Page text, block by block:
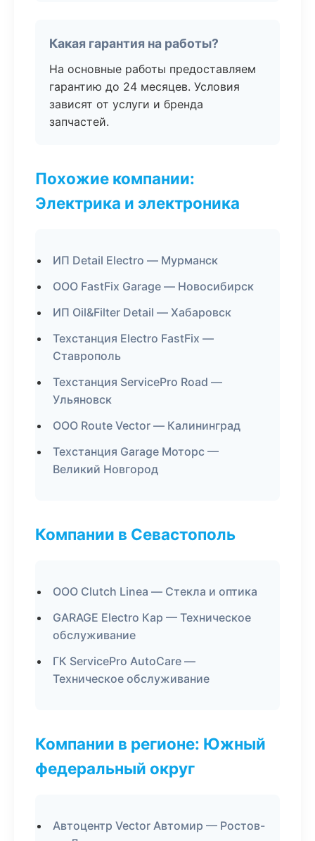
Какая гарантия на работы?
На основные работы предоставляем
гарантию до 24 месяцев. Условия
зависят от услуги и бренда
запчастей.
Похожие компании:
Электрика и электроника
ИП Detail Electro — Мурманск
ООО FastFix Garage — Новосибирск
ИП Oil&Filter Detail — Хабаровск
Техстанция Electro FastFix —
Ставрополь
Техстанция ServicePro Road —
Ульяновск
ООО Route Vector — Калининград
Техстанция Garage Моторс —
Великий Новгород
Компании в Севастополь
ООО Clutch Linea — Стекла и оптика
GARAGE Electro Кар — Техническое
обслуживание
ГК ServicePro AutoCare —
Техническое обслуживание
Компании в регионе: Южный
федеральный округ
Автоцентр Vector Автомир — Ростов-